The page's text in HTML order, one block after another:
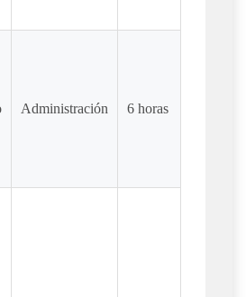
Administración 6 horas